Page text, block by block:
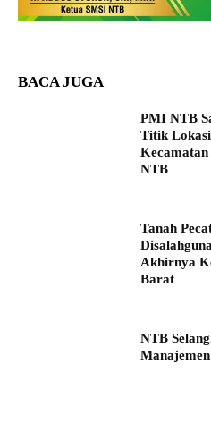
BACA JUGA
PMI NTB
Titik
NTB
Tanah
Akhirnya
Barat
NTB